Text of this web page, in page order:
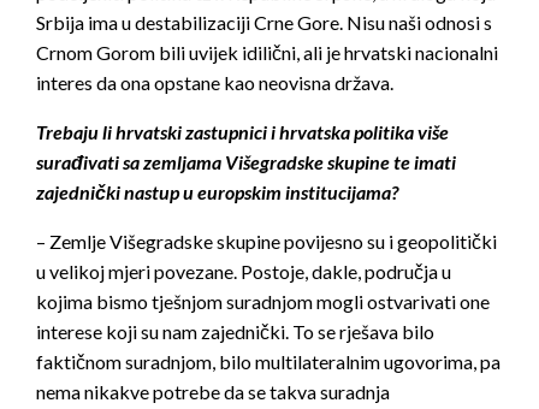
Srbija ima u destabilizaciji Crne Gore. Nisu naši odnosi s
Crnom Gorom bili uvijek idilični, ali je hrvatski nacionalni
interes da ona opstane kao neovisna država.
Trebaju li hrvatski zastupnici i hrvatska politika više
surađivati sa zemljama Višegradske skupine te imati
zajednički nastup u europskim institucijama?
– Zemlje Višegradske skupine povijesno su i geopolitički
u velikoj mjeri povezane. Postoje, dakle, područja u
kojima bismo tješnjom suradnjom mogli ostvarivati one
interese koji su nam zajednički. To se rješava bilo
faktičnom suradnjom, bilo multilateralnim ugovorima, pa
nema nikakve potrebe da se takva suradnja